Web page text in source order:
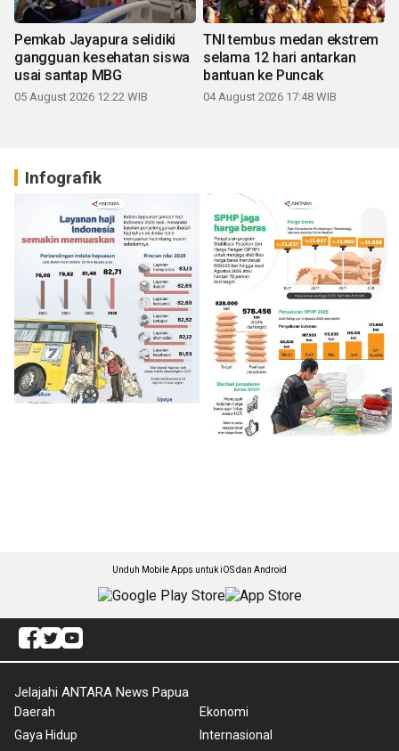
Pemkab Jayapura selidiki
gangguan kesehatan siswa
usai santap MBG
05 August 2026 12:22 WIB
TNI tembus medan ekstrem
selama 12 hari antarkan
bantuan ke Puncak
04 August 2026 17:48 WIB
Infografik
Unduh Mobile Apps untuk iOS dan Android
Jelajahi ANTARA News Papua
Daerah
Gaya Hidup
Ekonomi
Internasional